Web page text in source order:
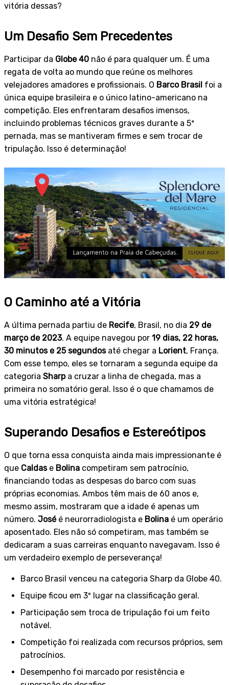
vitória dessas?
Um Desafio Sem Precedentes
Participar da Globe 40 não é para qualquer um. É uma
regata de volta ao mundo que reúne os melhores
velejadores amadores e profissionais. O Barco Brasil foi a
única equipe brasileira e o único latino-americano na
competição. Eles enfrentaram desafios imensos,
incluindo problemas técnicos graves durante a 5ª
pernada, mas se mantiveram firmes e sem trocar de
tripulação. Isso é determinação!
O Caminho até a Vitória
A última pernada partiu de Recife, Brasil, no dia 29 de
março de 2023. A equipe navegou por 19 dias, 22 horas,
30 minutos e 25 segundosaté chegar a Lorient, França.
Com esse tempo, eles se tornaram a segunda equipe da
categoria Sharpa cruzar a linha de chegada, mas a
primeira no somatório geral. Isso é o que chamamos de
uma vitória estratégica!
Superando Desafios e Estereótipos
O que torna essa conquista ainda mais impressionante é
que Caldase Bolina competiram sem patrocínio,
financiando todas as despesas do barco com suas
próprias economias. Ambos têm mais de 60 anos e,
mesmo assim, mostraram que a idade é apenas um
número. Joséé neurorradiologista e Bolina é um operário
aposentado. Eles não só competiram, mas também se
dedicaram a suas carreiras enquanto navegavam. Isso é
um verdadeiro exemplo de perseverança!
Barco Brasil venceu na categoria Sharp da Globe 40.
Equipe ficou em 3º lugar na classificação geral.
Participação sem troca de tripulação foi um feito
notável.
Competição foi realizada com recursos próprios, sem
patrocínios.
Desempenho foi marcado por resistência e